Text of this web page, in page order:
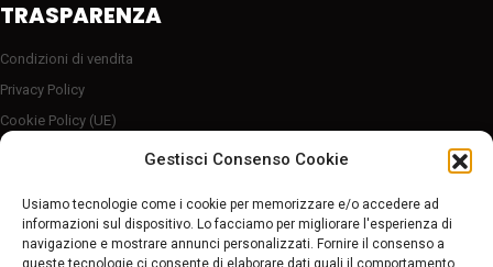
Gestisci Consenso Cookie
Usiamo tecnologie come i cookie per memorizzare e/o accedere ad
informazioni sul dispositivo. Lo facciamo per migliorare l'esperienza di
navigazione e mostrare annunci personalizzati. Fornire il consenso a
queste tecnologie ci consente di elaborare dati quali il comportamento
TRASPARENZA
Condizioni di vendita
Privacy Policy
Cookie Policy (UE)
Server sicuro HTTP2/SSL
Follow Us